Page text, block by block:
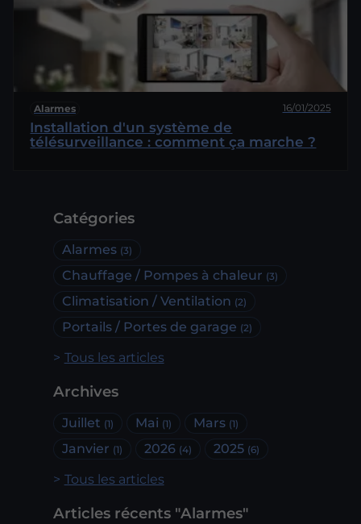
Catégories
Alarmes (3)
Chauffage / Pompes à chaleur (3)
Climatisation / Ventilation (2)
Portails / Portes de garage (2)
Tous les articles
Archives
Juillet (1) Mai (1) Mars (1)
Janvier (1) 2026 (4) 2025 (6)
Tous les articles
Articles récents "Alarmes"
Alarmes 16/01/2025
Installation d'un système de
télésurveillance : comment ça marche ?